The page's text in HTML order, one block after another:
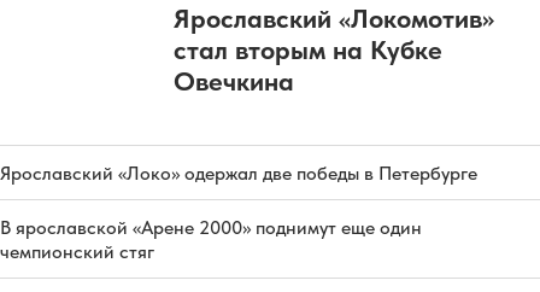
Ярославский «Локомотив»
стал вторым на Кубке
Овечкина
Ярославский «Локо» одержал две победы в Петербурге
В ярославской «Арене 2000» поднимут еще один
чемпионский стяг